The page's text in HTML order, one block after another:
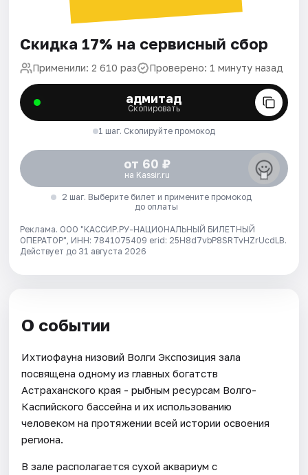
Скидка 17% на сервисный сбор
Применили: 2 610 раз Проверено: 1 минуту назад
адмитад
Скопировать
1 шаг. Скопируйте промокод
от 60 ₽
на Kassir.ru
2 шаг. Выберите билет и примените промокод
до оплаты
Реклама. ООО "КАССИР.РУ-НАЦИОНАЛЬНЫЙ БИЛЕТНЫЙ
ОПЕРАТОР", ИНН: 7841075409 erid: 25H8d7vbP8SRTvHZrUcdLB.
Действует до 31 августа 2026
О событии
Ихтиофауна низовий Волги Экспозиция зала
посвящена одному из главных богатств
Астраханского края - рыбным ресурсам Волго-
Каспийского бассейна и их использованию
человеком на протяжении всей истории освоения
региона.
В зале располагается сухой аквариум с